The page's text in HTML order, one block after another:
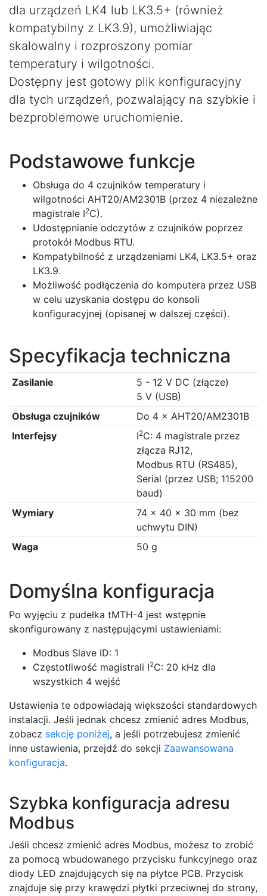
dla urządzeń LK4 lub LK3.5+ (również
kompatybilny z LK3.9), umożliwiając
skalowalny i rozproszony pomiar
temperatury i wilgotności.
Dostępny jest gotowy plik konfiguracyjny
dla tych urządzeń, pozwalający na szybkie i
bezproblemowe uruchomienie.
Podstawowe funkcje
Obsługa do 4 czujników temperatury i
wilgotności AHT20/AM2301B (przez 4 niezależne
magistrale I2C).
Udostępnianie odczytów z czujników poprzez
protokół Modbus RTU.
Kompatybilność z urządzeniami LK4, LK3.5+ oraz
LK3.9.
Możliwość podłączenia do komputera przez USB
w celu uzyskania dostępu do konsoli
konfiguracyjnej (opisanej w dalszej części).
Specyfikacja techniczna
Zasilanie
5 - 12 V DC (złącze)
5 V (USB)
Obsługa czujników
Do 4 × AHT20/AM2301B
Interfejsy
I2C: 4 magistrale przez
złącza RJ12,
Modbus RTU (RS485),
Serial (przez USB; 115200
baud)
Wymiary
74 × 40 × 30 mm (bez
uchwytu DIN)
Waga
50 g
Domyślna konfiguracja
Po wyjęciu z pudełka tMTH-4 jest wstępnie
skonfigurowany z następującymi ustawieniami:
Modbus Slave ID: 1
Częstotliwość magistrali I2C: 20 kHz dla
wszystkich 4 wejść
Ustawienia te odpowiadają większości standardowych
instalacji. Jeśli jednak chcesz zmienić adres Modbus,
zobacz sekcję poniżej, a jeśli potrzebujesz zmienić
inne ustawienia, przejdź do sekcji Zaawansowana
konfiguracja.
Szybka konfiguracja adresu
Modbus
Jeśli chcesz zmienić adres Modbus, możesz to zrobić
za pomocą wbudowanego przycisku funkcyjnego oraz
diody LED znajdujących się na płytce PCB. Przycisk
znajduje się przy krawędzi płytki przeciwnej do strony,